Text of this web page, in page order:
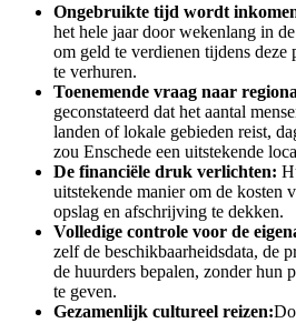
Ongebruikte tijd wordt
het hele jaar door wekenlang in
om geld te verdienen tijdens deze
te verhuren.
Toenemende vraag naar
geconstateerd dat het aantal
landen of lokale gebieden reist,
zou Enschede een uitstekende
De financiële druk verlichten:
uitstekende manier om de kosten
opslag en afschrijving te dekken.
Volledige controle voor de
zelf de beschikbaarheidsdata, de
de huurders bepalen, zonder hun
te geven.
Gezamenlijk cultureel reizen: